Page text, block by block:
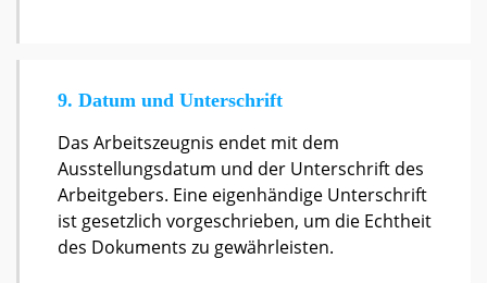
9. Datum und Unterschrift
Das Arbeitszeugnis endet mit dem
Ausstellungsdatum und der Unterschrift des
Arbeitgebers. Eine eigenhändige Unterschrift
ist gesetzlich vorgeschrieben, um die Echtheit
des Dokuments zu gewährleisten.